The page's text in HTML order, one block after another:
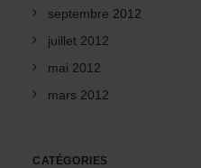
septembre 2012
juillet 2012
mai 2012
mars 2012
CATÉGORIES